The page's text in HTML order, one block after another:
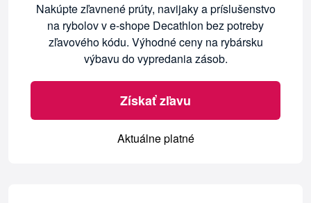
Nakúpte zľavnené prúty, navijaky a príslušenstvo
na rybolov v e-shope Decathlon bez potreby
zľavového kódu. Výhodné ceny na rybársku
výbavu do vypredania zásob.
Získať zľavu
Aktuálne platné